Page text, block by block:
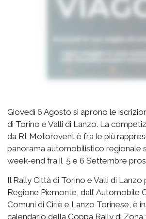
Giovedì 6 Agosto si aprono le
di Torino e Valli di Lanzo. La
da Rt Motorevent è fra le più
panorama automobilistico regionale
week-end fra il 5 e 6 Settembre
Il Rally Città di Torino e Valli di
Regione Piemonte, dall’ Automobile
Comuni di Ciriè e Lanzo Torinese, è
calendario della Coppa Rally di Zona